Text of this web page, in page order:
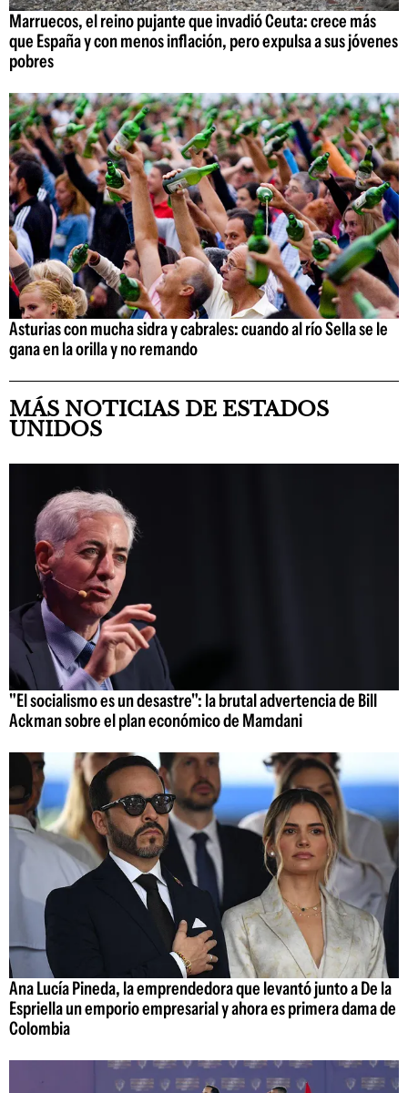
Marruecos, el reino pujante que invadió Ceuta: crece más
que España y con menos inflación, pero expulsa a sus jóvenes
pobres
Asturias con mucha sidra y cabrales: cuando al río Sella se le
gana en la orilla y no remando
MÁS NOTICIAS DE ESTADOS
UNIDOS
"El socialismo es un desastre": la brutal advertencia de Bill
Ackman sobre el plan económico de Mamdani
Ana Lucía Pineda, la emprendedora que levantó junto a De la
Espriella un emporio empresarial y ahora es primera dama de
Colombia